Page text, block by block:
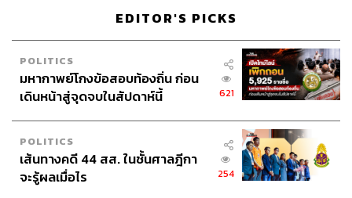
สามารถติดตาม THE STANDARD WEALTH
ผ่านแอปพลิเคชันต่างๆ ที่คุณสะดวกหรือใช้งานอยู่แล้วได้เลย
TAGS: FDI สันติธาร เสถียรไทย
ขาดดุลการค้า
EDITOR'S PICKS
POLITICS
มหากาพย์โกงข้อสอบท้องถิ่น ก่อน
เดินหน้าสู่จุดจบในสัปดาห์นี้
621
POLITICS
เส้นทางคดี 44 สส. ในชั้นศาลฎีกา
จะรู้ผลเมื่อไร
254